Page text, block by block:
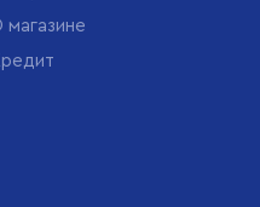
магазине